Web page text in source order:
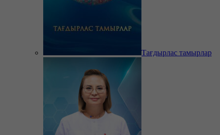
Тағдырлас тамырлар